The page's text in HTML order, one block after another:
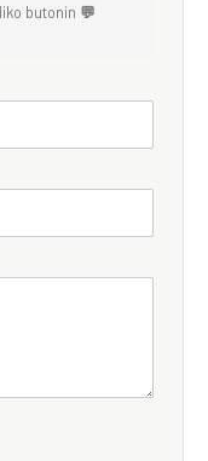
butonin 💬